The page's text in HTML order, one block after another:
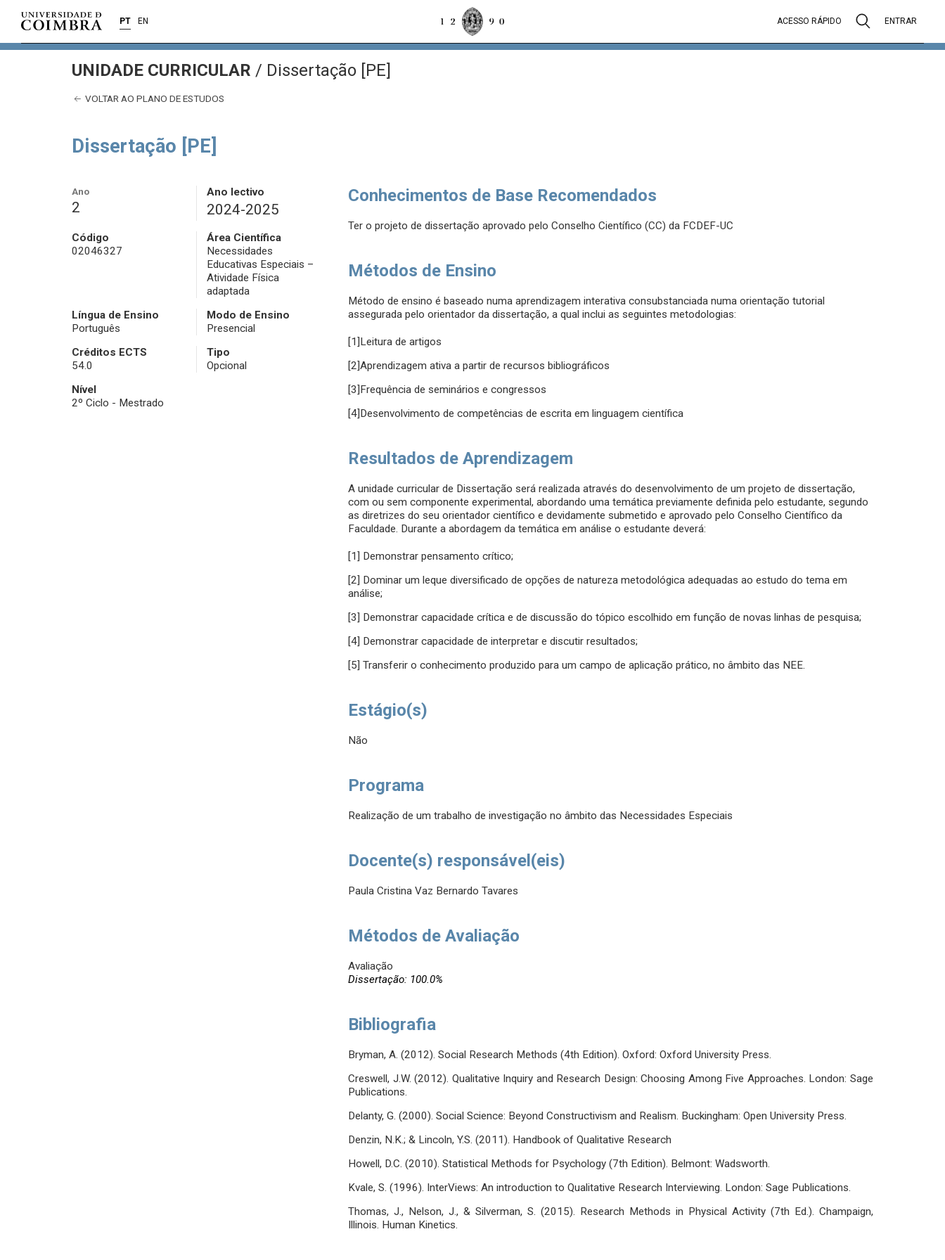
PT EN ACESSO RÁPIDO ENTRAR
UNIDADE CURRICULAR / Dissertação [PE]
VOLTAR AO PLANO DE ESTUDOS
Dissertação [PE]
Ano
2
Ano lectivo
2024-2025
Código
02046327
Área Científica
Necessidades
Educativas Especiais –
Atividade Física
adaptada
Língua de Ensino
Português
Modo de Ensino
Presencial
Créditos ECTS
54.0
Tipo
Opcional
Nível
2º Ciclo - Mestrado
Conhecimentos de Base Recomendados
Ter o projeto de dissertação aprovado pelo Conselho Científico (CC) da FCDEF-UC
Métodos de Ensino
Método de ensino é baseado numa aprendizagem interativa consubstanciada numa orientação tutorial
assegurada pelo orientador da dissertação, a qual inclui as seguintes metodologias:
[1]Leitura de artigos
[2]Aprendizagem ativa a partir de recursos bibliográficos
[3]Frequência de seminários e congressos
[4]Desenvolvimento de competências de escrita em linguagem científica
Resultados de Aprendizagem
A unidade curricular de Dissertação será realizada através do desenvolvimento de um projeto de dissertação,
com ou sem componente experimental, abordando uma temática previamente definida pelo estudante, segundo
as diretrizes do seu orientador científico e devidamente submetido e aprovado pelo Conselho Científico da
Faculdade. Durante a abordagem da temática em análise o estudante deverá:
[1] Demonstrar pensamento crítico;
[2] Dominar um leque diversificado de opções de natureza metodológica adequadas ao estudo do tema em
análise;
[3] Demonstrar capacidade crítica e de discussão do tópico escolhido em função de novas linhas de pesquisa;
[4] Demonstrar capacidade de interpretar e discutir resultados;
[5] Transferir o conhecimento produzido para um campo de aplicação prático, no âmbito das NEE.
Estágio(s)
Não
Programa
Realização de um trabalho de investigação no âmbito das Necessidades Especiais
Docente(s) responsável(eis)
Paula Cristina Vaz Bernardo Tavares
Métodos de Avaliação
Avaliação
Dissertação: 100.0%
Bibliografia
Bryman, A. (2012). Social Research Methods (4th Edition). Oxford: Oxford University Press.
Creswell, J.W. (2012). Qualitative Inquiry and Research Design: Choosing Among Five Approaches. London: Sage
Publications.
Delanty, G. (2000). Social Science: Beyond Constructivism and Realism. Buckingham: Open University Press.
Denzin, N.K.; & Lincoln, Y.S. (2011). Handbook of Qualitative Research
Howell, D.C. (2010). Statistical Methods for Psychology (7th Edition). Belmont: Wadsworth.
Kvale, S. (1996). InterViews: An introduction to Qualitative Research Interviewing. London: Sage Publications.
Thomas, J., Nelson, J., & Silverman, S. (2015). Research Methods in Physical Activity (7th Ed.). Champaign,
Illinois. Human Kinetics.